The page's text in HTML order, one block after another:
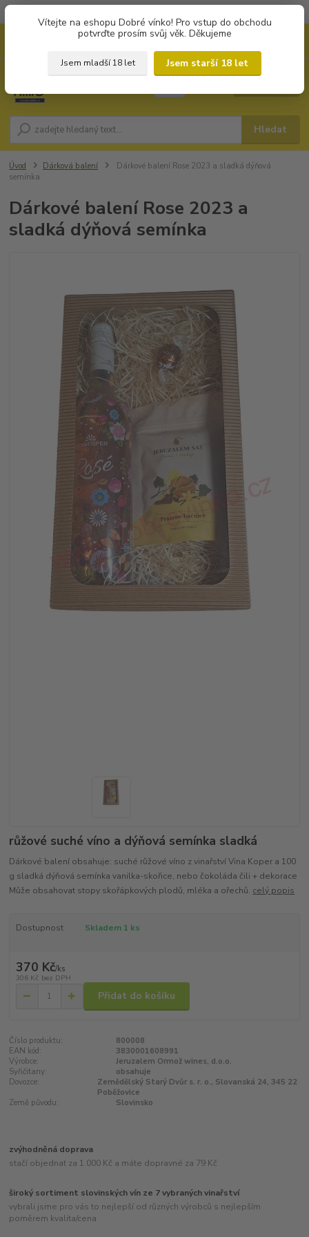
Vítejte na eshopu Dobré vínko! Pro vstup do obchodu
potvrďte prosím svůj věk. Děkujeme
Jsem mladší 18 let
Jsem starší 18 let
Hledat
Úvod Dárková balení
Dárkové balení Rose 2023 a sladká dýňová
semínka
Dárkové balení Rose 2023 a
sladká dýňová semínka
růžové suché víno a dýňová semínka sladká
Dárkové balení obsahuje: suché růžové víno z vinařství Vina Koper a 100
g sladká dýňová semínka vanilka-skořice, nebo čokoláda čili + dekorace
Může obsahovat stopy skořápkových plodů, mléka a ořechů. celý popis
Dostupnost Skladem 1 ks
370 Kč/ks
306 Kč bez DPH
Přidat do košíku
Číslo produktu:
800008
EAN kód:
3830001608991
Výrobce:
Jeruzalem Ormož wines, d.o.o.
Syřičitany:
obsahuje
Dovozce:
Zemědělský Starý Dvůr s. r. o., Slovanská 24, 345 22
Poběžovice
Země původu:
Slovinsko
zvýhodněná doprava
stačí objednat za 1.000 Kč a máte dopravné za 79 Kč
široký sortiment slovinských vín ze 7 vybraných vinařství
vybrali jsme pro vás to nejlepší od různých výrobců s nejlepším
poměrem kvalita/cena